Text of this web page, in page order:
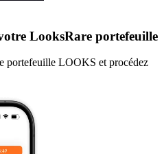
LooksRare portefeuille
portefeuille LOOKS et procédez